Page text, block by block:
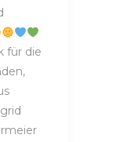
für die